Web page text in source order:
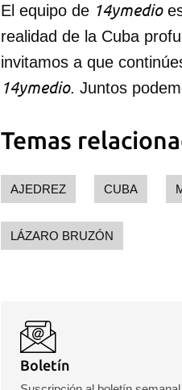
El equipo de 14ymedio
realidad de la Cuba
invitamos a que
14ymedio. Juntos
Temas
AJEDREZ CUBA
LÁZARO BRUZÓN
Boletín